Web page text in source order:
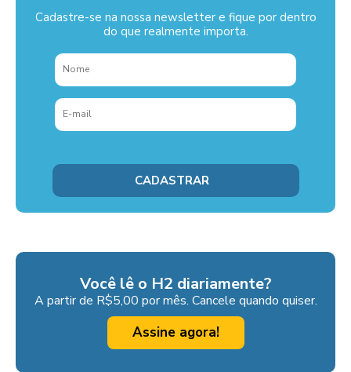
Cadastre-se na nossa newsletter e fique por dentro
do que realmente importa.
Você lê o H2 diariamente?
A partir de R$5,00 por mês. Cancele quando quiser.
Assine agora!